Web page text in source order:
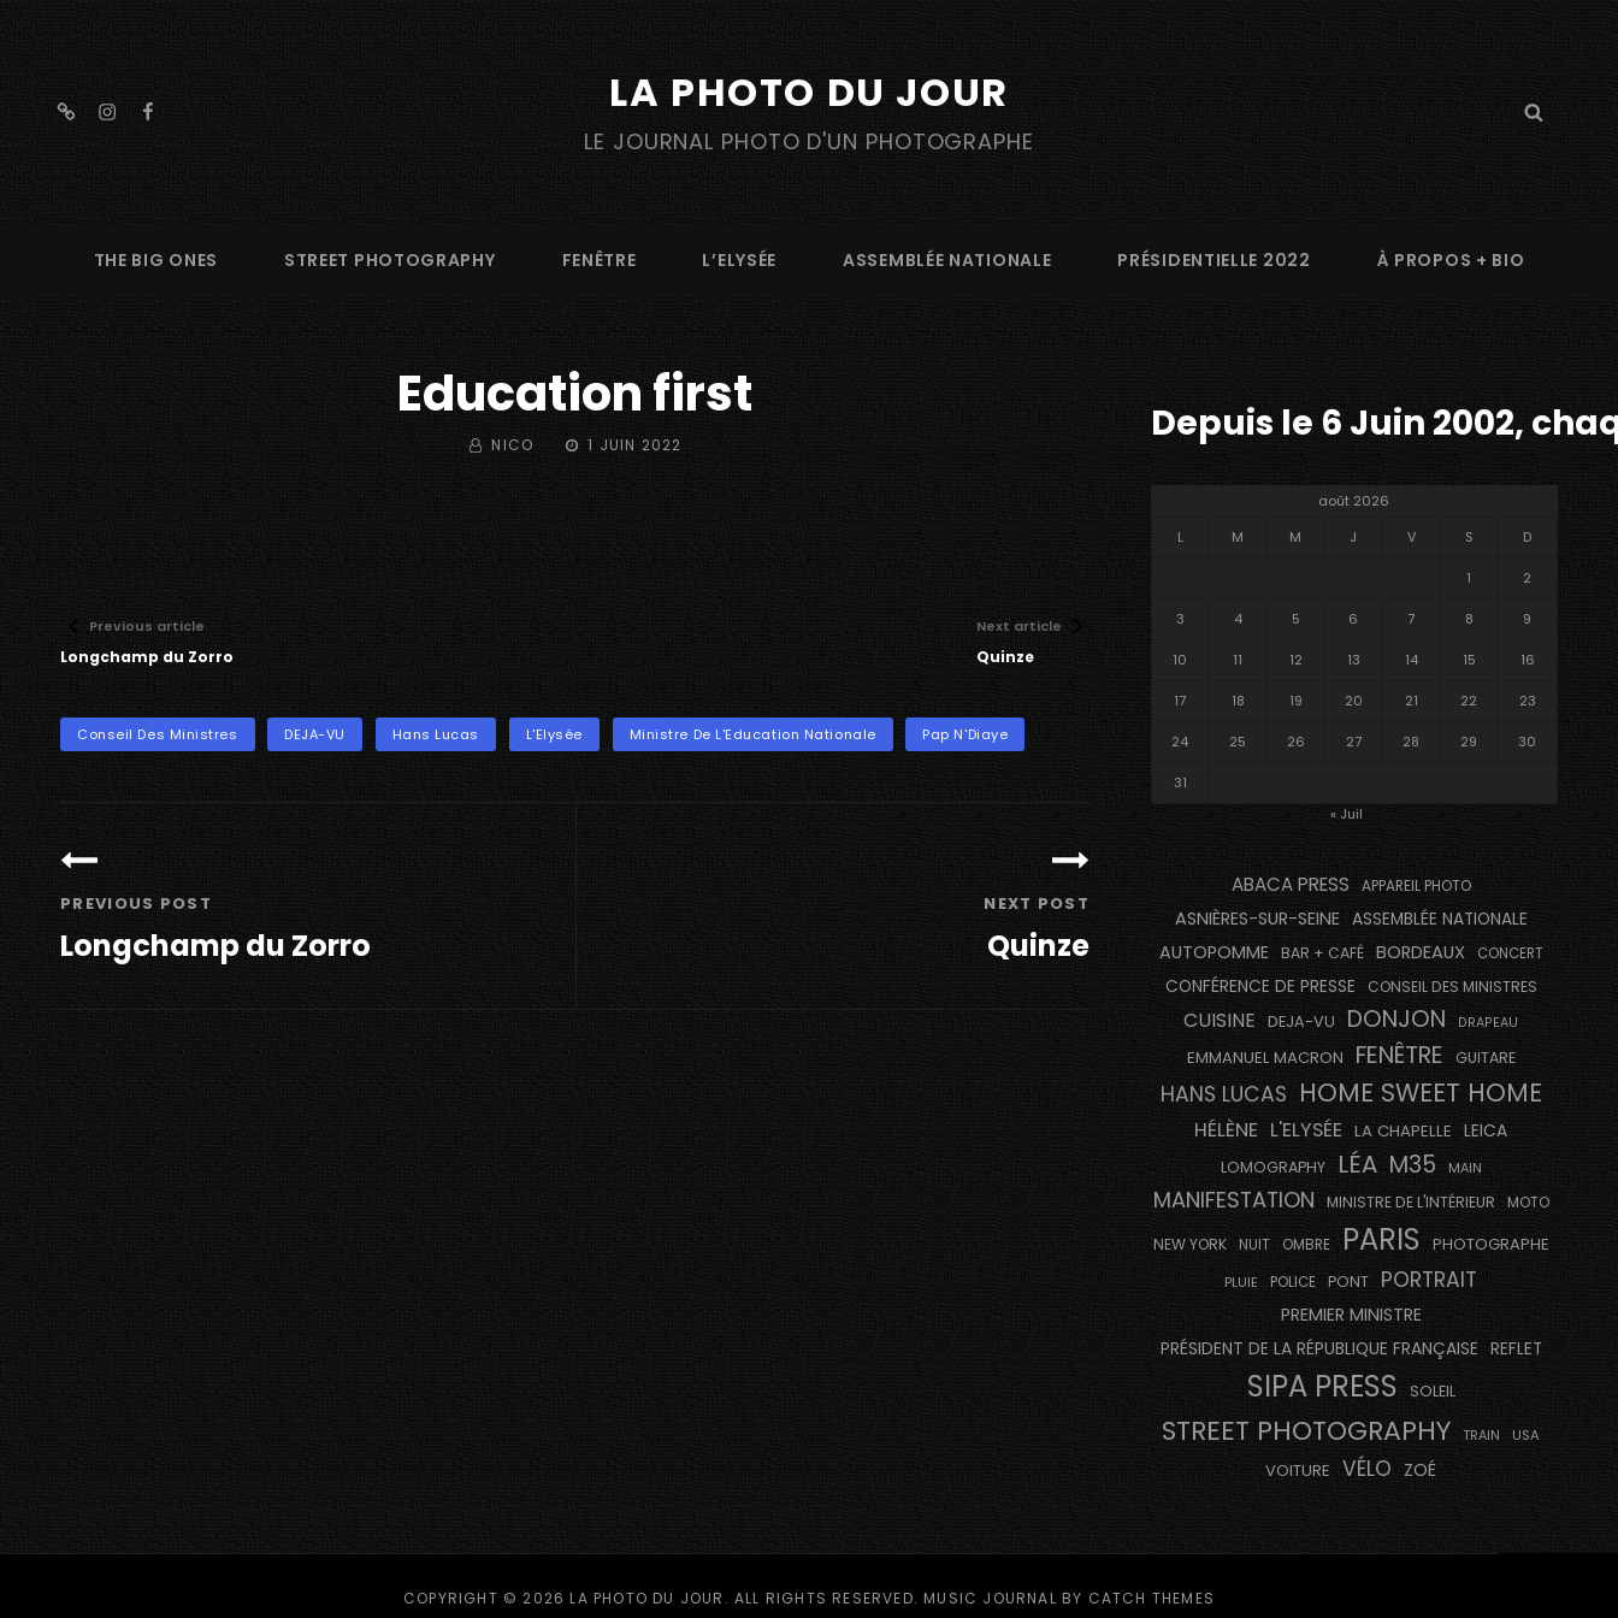
threadsinstagramfacebook LA PHOTO DU JOUR
LE JOURNAL PHOTO D'UN PHOTOGRAPHE
Search
THE BIG ONES STREET PHOTOGRAPHY FENÊTRE L’ELYSÉE ASSEMBLÉE NATIONALE PRÉSIDENTIELLE 2022 À PROPOS + BIO
Education first
BY NICO
POSTED
1 JUIN 2022
Previous article
Longchamp du Zorro
Next article
Quinze
TAGSConseil Des Ministres DEJA-VU Hans Lucas L'Elysée Ministre De L'Education Nationale Pap N'Diaye
Navigation
de
l’article
PREVIOUS POST
Longchamp du Zorro
Post
NEXT POST
Quinze
Post
Depuis le 6 Juin 2002,
août 2026
L
M M J V S D
1 2
3 4 5 6 7 8 9
10 11 12 13 14 15 16
17 18 19 20 21 22 23
24 25 26 27 28 29 30
31
« Juil
ABACA PRESS APPAREIL PHOTO
ASNIÈRES-SUR-SEINE ASSEMBLÉE NATIONALE
AUTOPOMME BAR + CAFÉ BORDEAUX CONCERT
CONFÉRENCE DE PRESSE CONSEIL DES MINISTRES
CUISINE DEJA-VU DONJON DRAPEAU
EMMANUEL MACRON FENÊTRE GUITARE
HANS LUCAS HOME SWEET HOME
HÉLÈNE L'ELYSÉE LA CHAPELLE LEICA
LOMOGRAPHY LÉA M35 MAIN
MANIFESTATION MINISTRE DE L'INTÉRIEUR MOTO
NEW YORK NUIT OMBRE PARIS PHOTOGRAPHE
PLUIE POLICE PONT PORTRAIT
PREMIER MINISTRE
PRÉSIDENT DE LA RÉPUBLIQUE FRANÇAISE REFLET
SIPA PRESS SOLEIL
STREET PHOTOGRAPHY TRAIN USA
VOITURE VÉLO ZOÉ
COPYRIGHT © 2026 LA PHOTO DU JOUR . ALL RIGHTS RESERVED. MUSIC JOURNAL BY CATCH THEMES